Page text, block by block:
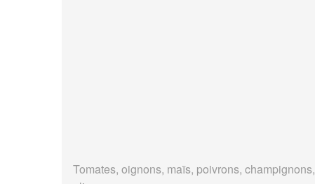
Tomates, oignons, maïs, poivrons, champignons,